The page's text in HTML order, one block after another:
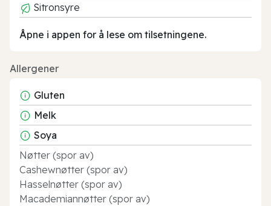
Sitronsyre
Åpne i appen for å lese om tilsetningene.
Allergener
Gluten
Melk
Soya
Nøtter (spor av)
Cashewnøtter (spor av)
Hasselnøtter (spor av)
Macademiannøtter (spor av)